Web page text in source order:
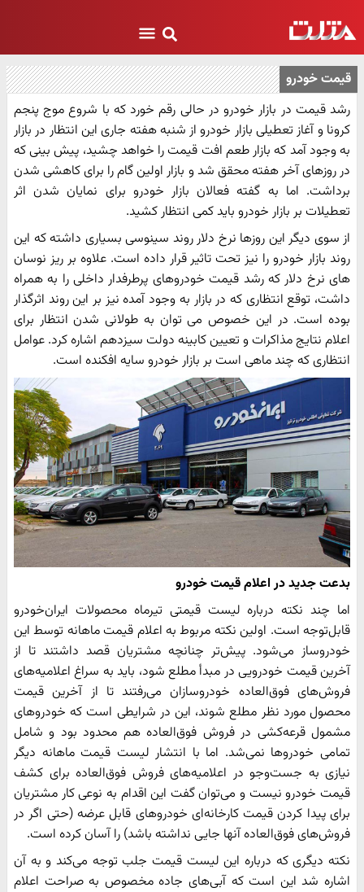
قیمت خودرو
رشد قیمت در بازار خودرو در حالی رقم خورد که با شروع موج پنجم
کرونا و آغاز تعطیلی بازار خودرو از شنبه هفته جاری این انتظار در بازار
به وجود آمد که بازار طعم افت قیمت را خواهد چشید، پیش بینی که
در روزهای آخر هفته محقق شد و بازار اولین گام را برای کاهشی شدن
برداشت. اما به گفته فعالان بازار خودرو برای نمایان شدن اثر
تعطیلات بر بازار خودرو باید کمی انتظار کشید.
از سوی دیگر این روزها نرخ دلار روند سینوسی بسیاری داشته که این
روند بازار خودرو را نیز تحت تاثیر قرار داده است. علاوه بر ریز نوسان
های نرخ دلار که رشد قیمت خودروهای پرطرفدار داخلی را به همراه
داشت، توقع انتظاری که در بازار به وجود آمده نیز بر این روند اثرگذار
بوده است. در این خصوص می توان به طولانی شدن انتظار برای
اعلام نتایج مذاکرات و تعیین کابینه دولت سیزدهم اشاره کرد. عوامل
انتظاری که چند ماهی است بر بازار خودرو سایه افکنده است.
بدعت جدید در اعلام قیمت خودرو
اما چند نکته درباره لیست قیمتی تیرماه محصولات ایران‌خودرو
قابل‌توجه است. اولین نکته مربوط به اعلام قیمت ماهانه توسط این
خودروساز می‌شود. پیش‌تر چنانچه مشتریان قصد داشتند تا از
آخرین قیمت خودرویی در مبدأ مطلع شود، باید به سراغ اعلامیه‌های
فروش‌های فوق‌العاده خودروسازان می‌رفتند تا از آخرین قیمت
محصول مورد نظر مطلع شوند، این در شرایطی است که خودروهای
مشمول قرعه‌کشی در فروش فوق‌العاده هم محدود بود و شامل
تمامی خودرو‌ها نمی‌شد. اما با انتشار لیست قیمت ماهانه دیگر
نیازی به جست‌و‌جو در اعلامیه‌های فروش فوق‌العاده برای کشف
قیمت خودرو نیست و می‌توان گفت این اقدام به نوعی کار مشتریان
برای پیدا کردن قیمت کارخانه‌ای خودروهای قابل عرضه (حتی اگر در
فروش‌های فوق‌العاده آنها جایی نداشته باشد) را آسان کرده است.
نکته دیگری که درباره این لیست قیمت جلب توجه می‌کند و به آن
اشاره شد این است که آبی‌های جاده مخصوص به صراحت اعلام